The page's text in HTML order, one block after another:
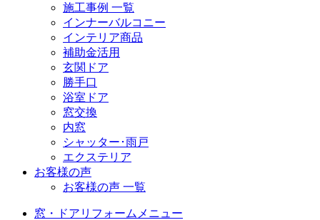
施工事例 一覧
インナーバルコニー
インテリア商品
補助金活用
玄関ドア
勝手口
浴室ドア
窓交換
内窓
シャッター･雨戸
エクステリア
お客様の声
お客様の声 一覧
窓・ドアリフォームメニュー